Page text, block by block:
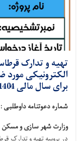
تهیه و تدارک
الکترونیکی
برای سال مالی 1404
شماره دعوتنامه
وزارت شهر سازی و مسکن